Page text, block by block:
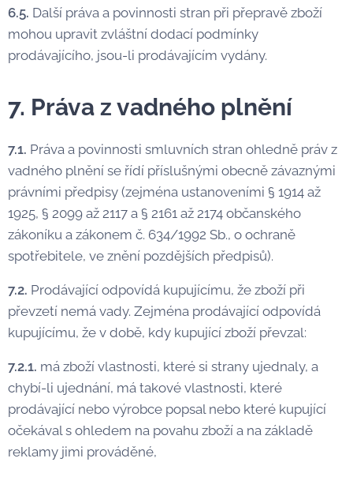
6.5. Další práva a povinnosti stran při přepravě zboží
mohou upravit zvláštní dodací podmínky
prodávajícího, jsou-li prodávajícím vydány.
7. Práva z vadného plnění
7.1. Práva a povinnosti smluvních stran ohledně práv z
vadného plnění se řídí příslušnými obecně závaznými
právními předpisy (zejména ustanoveními § 1914 až
1925, § 2099 až 2117 a § 2161 až 2174 občanského
zákoníku a zákonem č. 634/1992 Sb., o ochraně
spotřebitele, ve znění pozdějších předpisů).
7.2. Prodávající odpovídá kupujícímu, že zboží při
převzetí nemá vady. Zejména prodávající odpovídá
kupujícímu, že v době, kdy kupující zboží převzal:
7.2.1. má zboží vlastnosti, které si strany ujednaly, a
chybí-li ujednání, má takové vlastnosti, které
prodávající nebo výrobce popsal nebo které kupující
očekával s ohledem na povahu zboží a na základě
reklamy jimi prováděné,